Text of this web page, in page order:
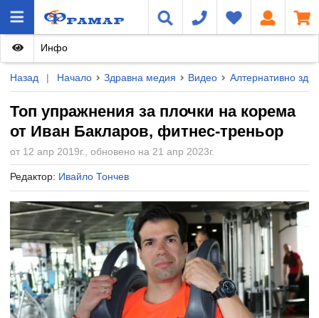
Назад | Начало Здравна медия Видео Алтернативно
Топ упражнения за плочки на корема
от Иван Бакларов, фитнес-треньор
от 12 апр 2019г., обновено на 21 апр 2023г.
Редактор: Ивайло Тончев
Инфо